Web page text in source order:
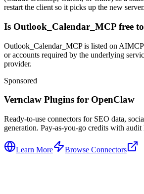
restart the client so it picks up the new server.
Is Outlook_Calendar_MCP free to
Outlook_Calendar_MCP is listed on
or accounts required by the underlying
provider.
Sponsored
Vernclaw Plugins for OpenClaw
Ready-to-use connectors for SEO data,
generation. Pay-as-you-go credits with audit
Learn More Browse Connectors